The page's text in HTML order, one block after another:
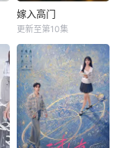
嫁入高门
更新至第10集